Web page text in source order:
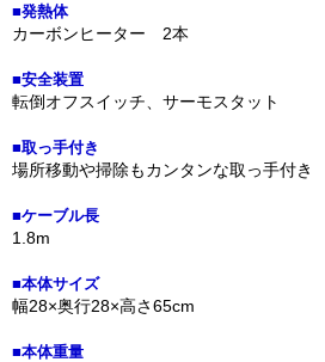
■発熱体
カーボンヒーター 2本
■安全装置
転倒オフスイッチ、サーモスタット
■取っ手付き
場所移動や掃除もカンタンな取っ手付き
■ケーブル長
1.8m
■本体サイズ
幅28×奥行28×高さ65cm
■本体重量